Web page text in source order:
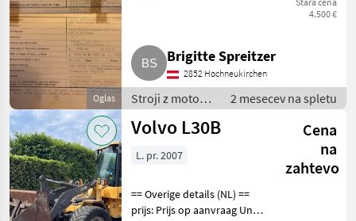
Kmetijska
tehnika
Stroji Z
Motorji
Dvoriscni
Nakladalnik
Volvo
IZBERITE
KATEGORIJO
Volvo
rezultatov
Oglas
4.500 €
Brigitte Spreitzer
2852 Hochneukirchen
Stroji z motorji
/ Dvoriščni
nakladalnik
2 mesecev na spletu
Volvo L30B
Cena
na
zahtevo
L. pr. 2007
== Overige details (NL) ==
prijs: Prijs op aanvraag Unit: